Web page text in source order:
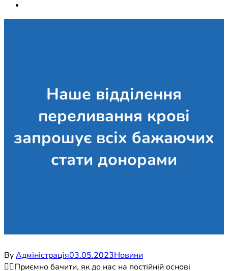
Наше відділення
переливання крові
запрошує всіх бажаючих
стати донорами
ByАдміністрація03.05.2023Новини
☝🏼Приємно бачити, як до нас на постійній основі